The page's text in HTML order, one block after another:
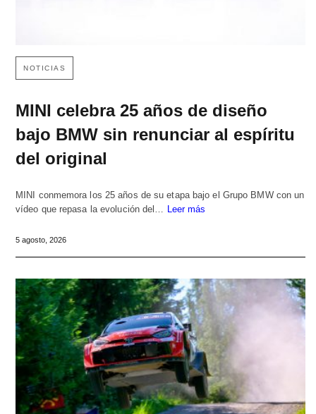
NOTICIAS
MINI celebra 25 años de diseño
bajo BMW sin renunciar al espíritu
del original
MINI conmemora los 25 años de su etapa bajo el Grupo BMW con un
vídeo que repasa la evolución del…
Leer más
5 agosto, 2026